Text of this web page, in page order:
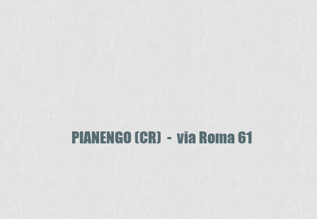
PIANENGO (CR) - via Roma 61